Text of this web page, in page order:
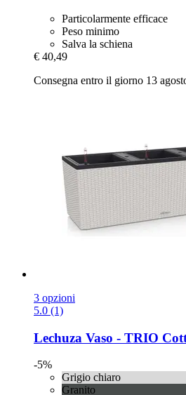
Particolarmente efficace
Peso minimo
Salva la schiena
€ 40,49
Consegna entro il giorno 13
3 opzioni
5.0 (1)
Lechuza Vaso -​ TRIO
-5%
Grigio chiaro
Granito